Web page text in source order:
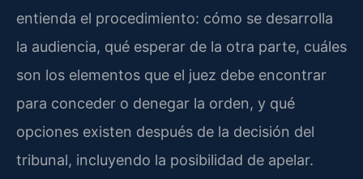
entienda el procedimiento: cómo se desarrolla
la audiencia, qué esperar de la otra parte, cuáles
son los elementos que el juez debe encontrar
para conceder o denegar la orden, y qué
opciones existen después de la decisión del
tribunal, incluyendo la posibilidad de apelar.